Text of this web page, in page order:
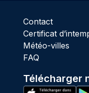
Contact
Certificat
Météo-villes
FAQ
Télécharger